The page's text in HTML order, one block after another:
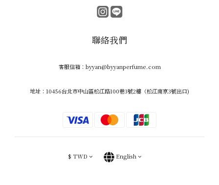
聯絡我們
客服信箱：byyan@byyanperfume.com
地址：10456台北市中山區松江路100巷3號2樓（松江南京3號出口)
$ TWD English